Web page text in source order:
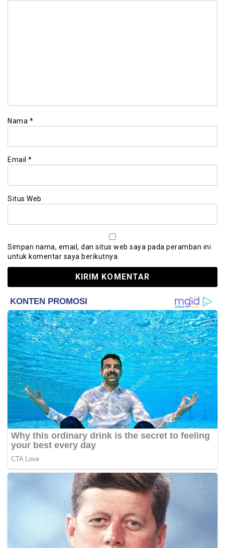
Nama *
Email *
Situs Web
Simpan nama, email, dan situs web saya pada peramban ini
untuk komentar saya berikutnya.